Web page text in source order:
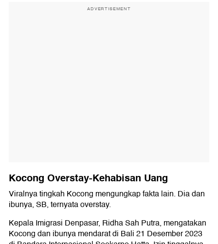
ADVERTISEMENT
Kocong Overstay-Kehabisan Uang
Viralnya tingkah Kocong mengungkap fakta lain. Dia dan
ibunya, SB, ternyata overstay.
Kepala Imigrasi Denpasar, Ridha Sah Putra, mengatakan
Kocong dan ibunya mendarat di Bali 21 Desember 2023